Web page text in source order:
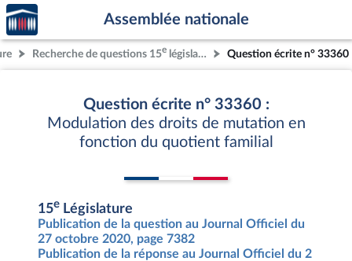
Aller au contenu
Aller en bas de la page
Accèder
à la
page
d'accueil
Assemblée nationale
Recherche de questions 15e législature Question écrite n° 33360
Question écrite n° 33360 :
Modulation des droits de mutation en
fonction du quotient familial
15e Législature
Publication de la question au Journal Officiel du
27 octobre 2020, page 7382
Publication de la réponse au Journal Officiel du 2